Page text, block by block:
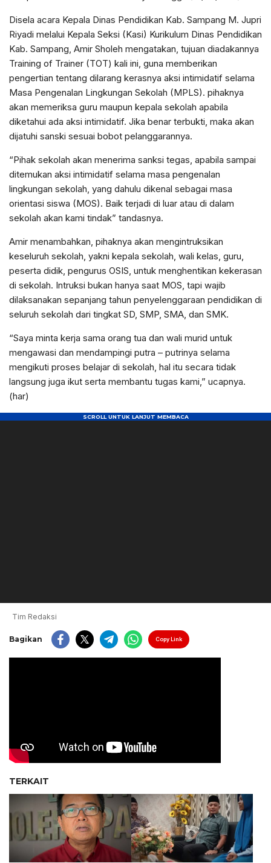
Disela acara Kepala Dinas Pendidikan Kab. Sampang M. Jupri
Riyadi melalui Kepala Seksi (Kasi) Kurikulum Dinas Pendidikan
Kab. Sampang, Amir Sholeh mengatakan, tujuan diadakannya
Training of Trainer (TOT) kali ini, guna memberikan
pengertian tentang dilarang kerasnya aksi intimidatif selama
Masa Pengenalan Lingkungan Sekolah (MPLS). pihaknya
akan memeriksa guru maupun kepala sekolah apabila
diketahui ada aksi intimidatif. Jika benar terbukti, maka akan
dijatuhi sanski sesuai bobot pelanggarannya.
“Pihak sekolah akan menerima sanksi tegas, apabila sampai
ditemukan aksi intimidatif selama masa pengenalan
lingkungan sekolah, yang dahulu dikenal sebagai masa
orientasi siswa (MOS). Baik terjadi di luar atau di dalam
sekolah akan kami tindak” tandasnya.
Amir menambahkan, pihaknya akan mengintruksikan
keseluruh sekolah, yakni kepala sekolah, wali kelas, guru,
peserta didik, pengurus OSIS, untuk menghentikan kekerasan
di sekolah. Intruksi bukan hanya saat MOS, tapi wajib
dilaksanakan sepanjang tahun penyelenggaraan pendidikan di
seluruh sekolah dari tingkat SD, SMP, SMA, dan SMK.
“Saya minta kerja sama orang tua dan wali murid untuk
mengawasi dan mendampingi putra – putrinya selama
mengikuti proses belajar di sekolah, hal itu secara tidak
langsung juga ikut serta membantu tugas kami,” ucapnya.
(har)
Tim Redaksi
Bagikan Copy Link
TERKAIT